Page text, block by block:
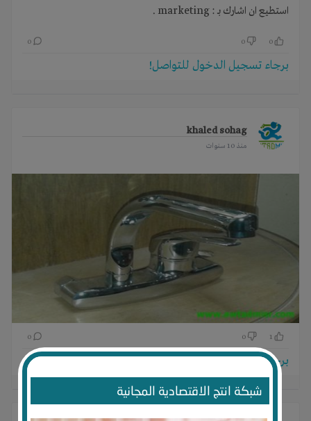
شبكة انتج الاقتصادية المجانية
استطيع ان اشارك بـ : marketing .
0
0
0
برجاء تسجيل الدخول للتواصل!
khaled sohag
منذ 10 سنوات
1
0
0
برجاء تسجيل الدخول للتواصل!